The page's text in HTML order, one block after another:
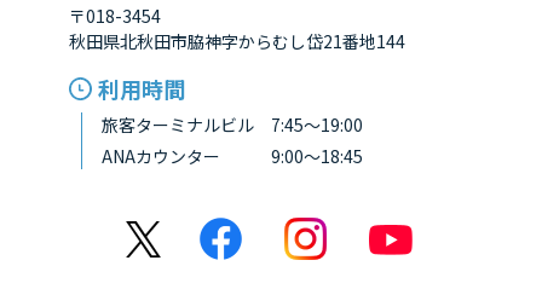
〒018-3454
秋田県北秋田市脇神字からむし岱21番地144
利用時間
旅客ターミナルビル 7:45～19:00
ANAカウンター 9:00～18:45